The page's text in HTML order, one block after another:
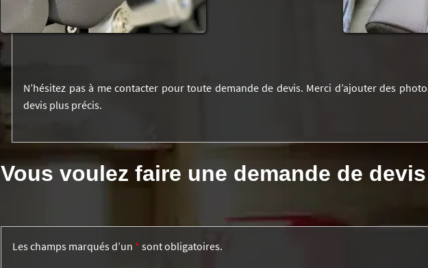
N’hésitez pas à me contacter pour toute demande de devis. Merci d’ajouter des
devis plus précis.
Vous voulez faire une demande de
Les champs marqués d’un * sont obligatoires.